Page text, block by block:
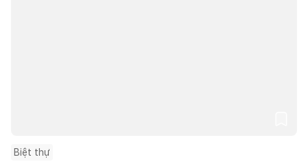
Biệt thự